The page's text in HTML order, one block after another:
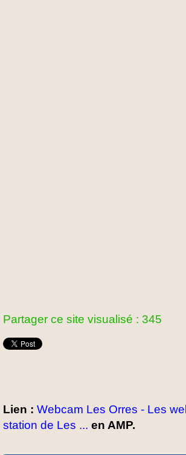
Partager ce site visualisé : 345
Lien : Webcam Les Orres - Les
station de Les ... en AMP.